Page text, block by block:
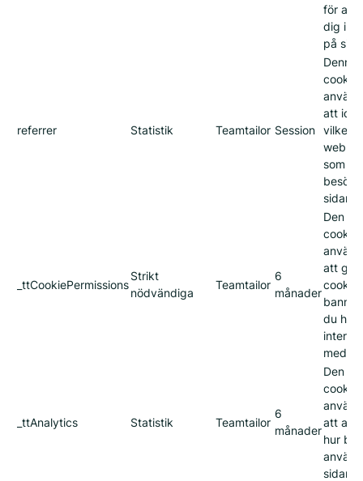
för att
dig
på
referrer Statistik Teamtailor Session
Denna
cookie
att
vilken
som
sidan.
_ttCookiePermissions
Strikt
nödvändiga
Teamtailor
6
månader
Den
att
cookie-
du har
med
_ttAnalytics Statistik Teamtailor
6
månader
Den
att
hur
sidan.